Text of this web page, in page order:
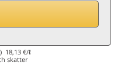
18,13 €/ℓ
skatter